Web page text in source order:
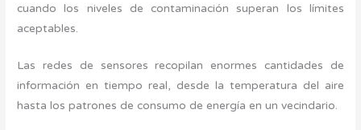
cuando los niveles de contaminación superan los límites
aceptables.
Las redes de sensores recopilan enormes cantidades de
información en tiempo real, desde la temperatura del aire
hasta los patrones de consumo de energía en un vecindario.